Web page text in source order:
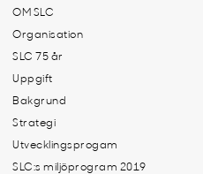
OM SLC
Organisation
SLC 75 år
Uppgift
Bakgrund
Strategi
Utvecklingsprogam
SLC:s miljöprogram 2019